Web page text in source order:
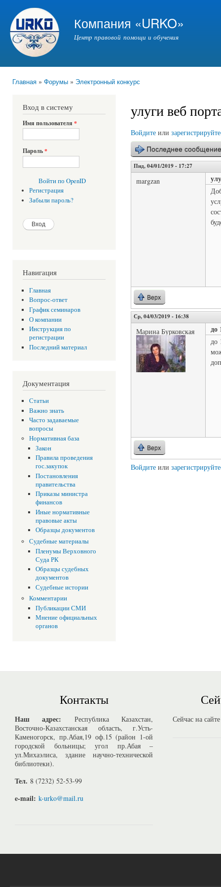
Компания «URKO»
Центр правовой помощи и обучения
Главная » Форумы » Электронный конкурс
Вход в систему
Имя пользователя *
Пароль*
Войти по OpenID
Регистрация
Забыли пароль?
Навигация
Главная
Вопрос-ответ
График семинаров
О компании
Инструкция по
регистрации
Последний материал
Документация
Статьи
Важно знать
Часто задаваемые
вопросы
Нормативная база
Закон
Правила проведения
гос.закупок
Постановления
правительства
Приказы министра
финансов
Иные нормативные
правовые акты
Образцы документов
Судебные материалы
Пленумы Верховного
Суда РК
Образцы судебных
документов
Судебные истории
Комментарии
Публикации СМИ
Мнение официальных
органов
улуги веб
Войдите или
Последнее сообщение
Пнд, 04/01/2019 - 17:27
margzan
Верх
Ср, 04/03/2019 - 16:38
Марина Бурковская до
до
Верх
Войдите или
Контакты
Наш адрес: Республика Казахстан,
Восточно-Казахстанская область, г.Усть-
Каменогорск, пр.Абая,19 оф.15 (район 1-ой
городской больницы; угол пр.Абая –
ул.Михаэлиса, здание научно-технической
библиотеки).
Тел. 8 (7232) 52-53-99
e-mail: k-urko@mail.ru
Сейчас на